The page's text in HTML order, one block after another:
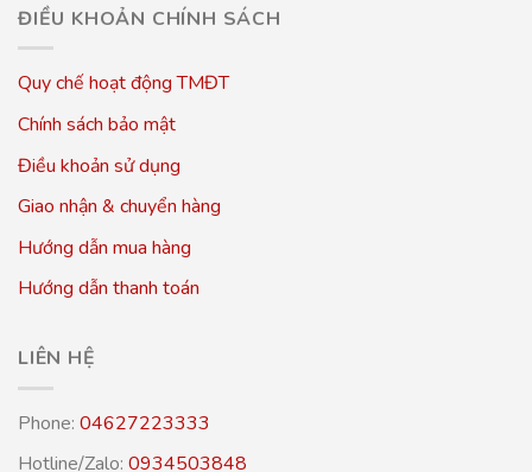
ĐIỀU KHOẢN CHÍNH SÁCH
Quy chế hoạt động TMĐT
Chính sách bảo mật
Điều khoản sử dụng
Giao nhận & chuyển hàng
Hướng dẫn mua hàng
Hướng dẫn thanh toán
LIÊN HỆ
Phone: 04627223333
Hotline/Zalo: 0934503848